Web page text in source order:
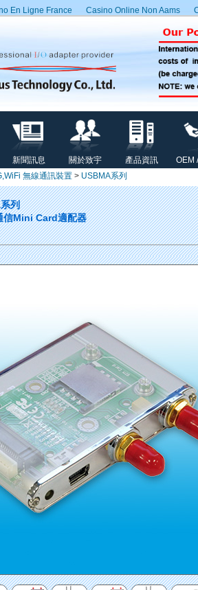
En Ligne France Casino Online Non Aams
新聞訊息 關於致宇 產品資訊
OEM
無線通訊裝置 > USBMA系列
列
信Mini Card適配器